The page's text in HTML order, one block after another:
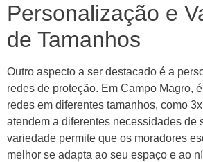
Personalização e
de Tamanhos
Outro aspecto a ser destacado é a
redes de proteção. Em Campo Magro,
redes em diferentes tamanhos, como
atendem a diferentes necessidades de
variedade permite que os moradores
melhor se adapta ao seu espaço e ao